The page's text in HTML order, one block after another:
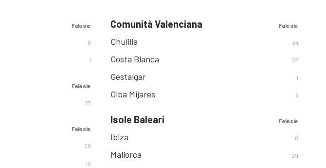
Falesie
6
1
Falesie
27
Falesie
28
10
Comunità Valenciana Falesie
Chulilla 34
Costa Blanca 32
Gestalgar 1
Olba Mijares 4
Isole Baleari Falesie
Ibiza 6
Mallorca 29